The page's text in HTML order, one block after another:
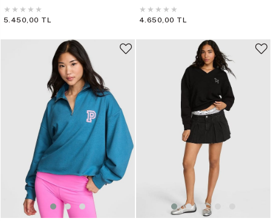
★ ★ ★ ★ ★
5.450,00 TL
★ ★ ★ ★ ★
4.650,00 TL